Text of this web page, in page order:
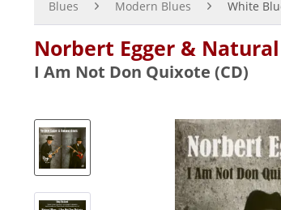
Blues Modern Blues White
Norbert Egger &
I Am Not Don Quixote (CD)